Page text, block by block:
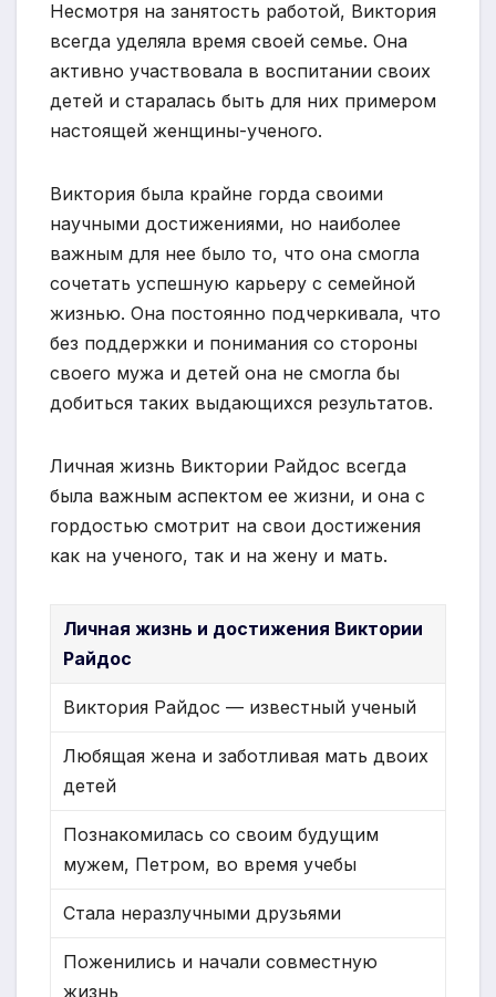
Несмотря на занятость работой, Виктория
всегда уделяла время своей семье. Она
активно участвовала в воспитании своих
детей и старалась быть для них примером
настоящей женщины-ученого.
Виктория была крайне горда своими
научными достижениями, но наиболее
важным для нее было то, что она смогла
сочетать успешную карьеру с семейной
жизнью. Она постоянно подчеркивала, что
без поддержки и понимания со стороны
своего мужа и детей она не смогла бы
добиться таких выдающихся результатов.
Личная жизнь Виктории Райдос всегда
была важным аспектом ее жизни, и она с
гордостью смотрит на свои достижения
как на ученого, так и на жену и мать.
Личная жизнь и достижения Виктории
Райдос
Виктория Райдос — известный ученый
Любящая жена и заботливая мать двоих
детей
Познакомилась со своим будущим
мужем, Петром, во время учебы
Стала неразлучными друзьями
Поженились и начали совместную
жизнь